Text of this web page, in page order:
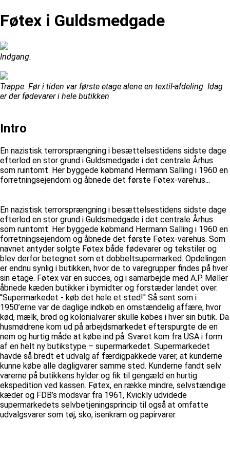
Føtex i Guldsmedgade
Indgang.
Trappe. Før i tiden var første etage alene en textil-afdeling. Idag
er der fødevarer i hele butikken
Intro
En nazistisk terrorsprængning i besættelsestidens sidste dage
efterlod en stor grund i Guldsmedgade i det centrale Århus
som ruintomt. Her byggede købmand Hermann Salling i 1960 en
forretningsejendom og åbnede det første Føtex-varehus...
En nazistisk terrorsprængning i besættelsestidens sidste dage
efterlod en stor grund i Guldsmedgade i det centrale Århus
som ruintomt. Her byggede købmand Hermann Salling i 1960 en
forretningsejendom og åbnede det første Føtex-varehus. Som
navnet antyder solgte Føtex både fødevarer og tekstiler og
blev derfor betegnet som et dobbeltsupermarked. Opdelingen
er endnu synlig i butikken, hvor de to varegrupper findes på hver
sin etage. Føtex var en succes, og i samarbejde med A.P. Møller
åbnede kæden butikker i bymidter og forstæder landet over.
''Supermarkedet - køb det hele et sted!'' Så sent som i
1950’erne var de daglige indkøb en omstændelig affære, hvor
kød, mælk, brød og kolonialvarer skulle købes i hver sin butik. Da
husmødrene kom ud på arbejdsmarkedet efterspurgte de en
nem og hurtig måde at købe ind på. Svaret kom fra USA i form
af en helt ny butikstype – supermarkedet. Supermarkedet
havde så bredt et udvalg af færdigpakkede varer, at kunderne
kunne købe alle dagligvarer samme sted. Kunderne fandt selv
varerne på butikkens hylder og fik til gengæld en hurtig
ekspedition ved kassen. Føtex, en række mindre, selvstændige
kæder og FDB’s modsvar fra 1961, Kvickly udvidede
supermarkedets selvbetjeningsprincip til også at omfatte
udvalgsvarer som tøj, sko, isenkram og papirvarer.